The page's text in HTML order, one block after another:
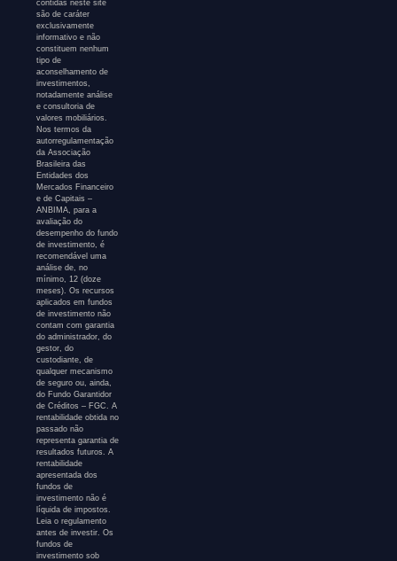
contidas neste site
são de caráter
exclusivamente
informativo e não
constituem nenhum
tipo de
aconselhamento de
investimentos,
notadamente análise
e consultoria de
valores mobiliários.
Nos termos da
autorregulamentação
da Associação
Brasileira das
Entidades dos
Mercados Financeiro
e de Capitais –
ANBIMA, para a
avaliação do
desempenho do fundo
de investimento, é
recomendável uma
análise de, no
mínimo, 12 (doze
meses). Os recursos
aplicados em fundos
de investimento não
contam com garantia
do administrador, do
gestor, do
custodiante, de
qualquer mecanismo
de seguro ou, ainda,
do Fundo Garantidor
de Créditos – FGC. A
rentabilidade obtida no
passado não
representa garantia de
resultados futuros. A
rentabilidade
apresentada dos
fundos de
investimento não é
líquida de impostos.
Leia o regulamento
antes de investir. Os
fundos de
investimento sob